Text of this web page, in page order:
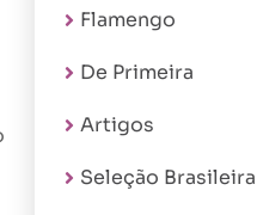
Flamengo
De Primeira
Artigos
Seleção Brasileira